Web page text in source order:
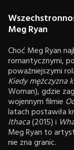
Meg Ryan
Choć Meg Ryan
romantycznymi,
poważniejszymi
Kiedy mężczyzna
Woman), gdzie
wojennym filmie
latach postawiła
Ithaca(2015) i
Meg Ryan to
nie zna granic.